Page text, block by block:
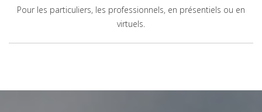
Pour les particuliers, les professionnels, en présentiels ou en
virtuels.